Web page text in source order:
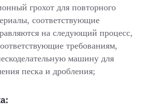
грохот для повторного
соответствующие
на следующий процесс,
требованиям,
машину для
песка и дробления;